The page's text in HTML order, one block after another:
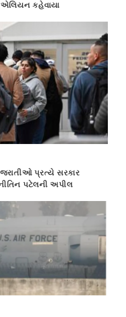
એલિયન કહેવાયા
પ્રત્યે સરકાર
પટેલની અપીલ